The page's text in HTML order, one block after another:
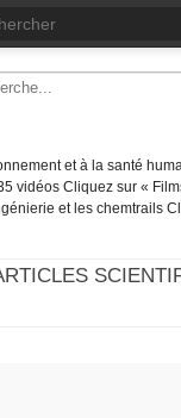
et à la santé
vidéos Cliquez sur «
et les chemtrails